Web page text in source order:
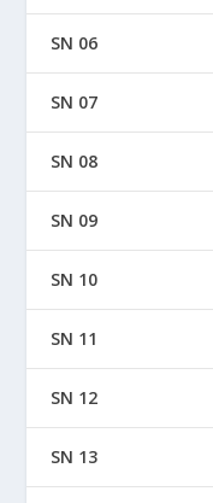
SN 06
SN 07
SN 08
SN 09
SN 10
SN 11
SN 12
SN 13